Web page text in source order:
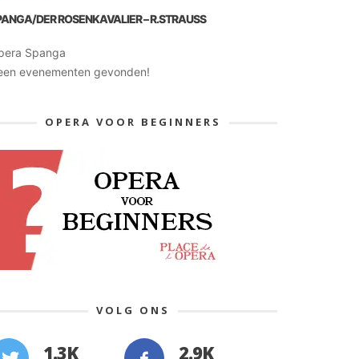
DER ROSENKAVALIER – R.STRAUSS
Spanga
evenementen gevonden!
OPERA VOOR BEGINNERS
VOLG ONS
1.3K